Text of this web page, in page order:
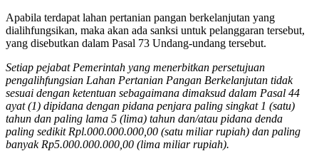
Apabila terdapat lahan pertanian pangan berkelanjutan yang
dialihfungsikan, maka akan ada sanksi untuk pelanggaran tersebut,
yang disebutkan dalam Pasal 73 Undang-undang tersebut.
Setiap pejabat Pemerintah yang menerbitkan persetujuan
pengalihfungsian Lahan Pertanian Pangan Berkelanjutan tidak
sesuai dengan ketentuan sebagaimana dimaksud dalam Pasal 44
ayat (1) dipidana dengan pidana penjara paling singkat 1 (satu)
tahun dan paling lama 5 (lima) tahun dan/atau pidana denda
paling sedikit Rpl.000.000.000,00 (satu miliar rupiah) dan paling
banyak Rp5.000.000.000,00 (lima miliar rupiah).